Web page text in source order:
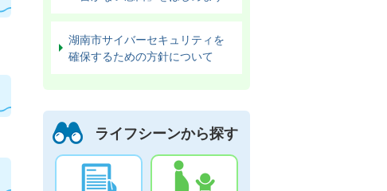
湖南市サイバーセキュリティを
確保するための方針について
ライフシーンから探す